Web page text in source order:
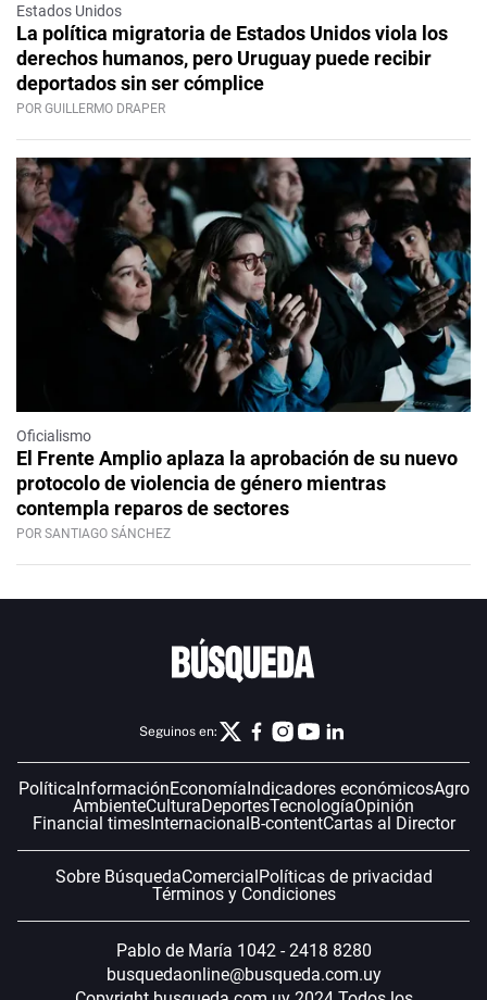
Estados Unidos
La política migratoria de Estados Unidos viola los
derechos humanos, pero Uruguay puede recibir
deportados sin ser cómplice
POR GUILLERMO DRAPER
Oficialismo
El Frente Amplio aplaza la aprobación de su nuevo
protocolo de violencia de género mientras
contempla reparos de sectores
POR SANTIAGO SÁNCHEZ
Seguinos en:
Política InformaciónEconomía Indicadores económicosAgro
AmbienteCulturaDeportesTecnologíaOpinión
Financial timesInternacional B-contentCartas al Director
Sobre BúsquedaComercial Políticas de privacidad
Términos y Condiciones
Pablo de María 1042 - 2418 8280
busquedaonline@busqueda.com.uy